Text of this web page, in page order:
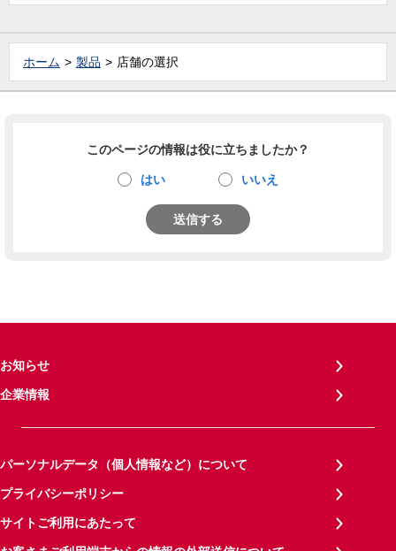
ホーム 製品 店舗の選択
このページの情報は役に立ちましたか？
はい いいえ
送信する
お知らせ
企業情報
パーソナルデータ（個人情報など）について
プライバシーポリシー
サイトご利用にあたって